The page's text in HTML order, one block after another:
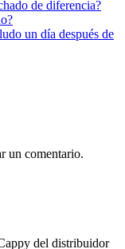
de diferencia?
un día después de
un comentario.
del distribuidor